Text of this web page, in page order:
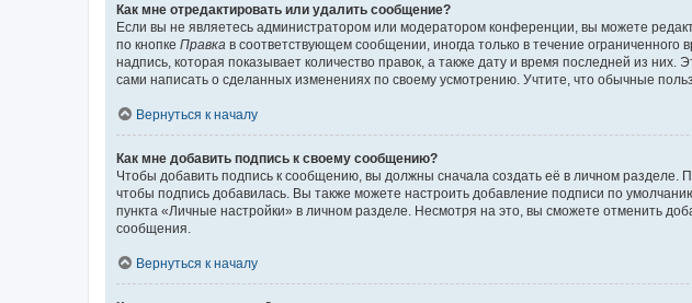
Как мне отредактировать или удалить сообщение?
Если вы не являетесь администратором или модератором конференции, вы можете
по кнопке Правка в соответствующем сообщении, иногда только в течение
надпись, которая показывает количество правок, а также дату и время последней из
сами написать о сделанных изменениях по своему усмотрению. Учтите, что обычные
Вернуться к началу
Как мне добавить подпись к своему сообщению?
Чтобы добавить подпись к сообщению, вы должны сначала создать её в личном разделе.
чтобы подпись добавилась. Вы также можете настроить добавление подписи по
пункта «Личные настройки» в личном разделе. Несмотря на это, вы сможете отменить
сообщения.
Вернуться к началу